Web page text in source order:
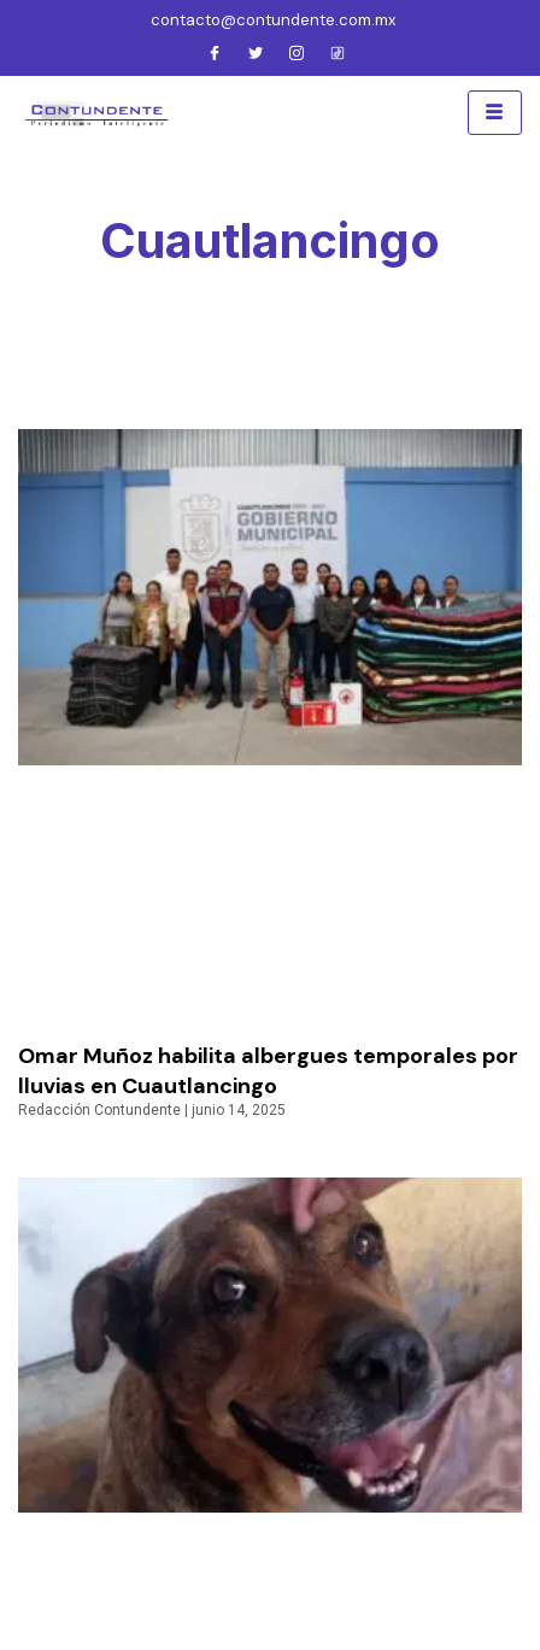
contacto@contundente.com.mx
Cuautlancingo
Omar Muñoz habilita albergues temporales por
lluvias en Cuautlancingo
Redacción Contundente junio 14, 2025